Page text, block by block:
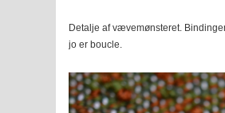
Detalje af vævemønsteret.
jo er boucle.